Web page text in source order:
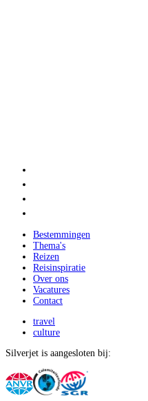
Bestemmingen
Thema's
Reizen
Reisinspiratie
Over ons
Vacatures
Contact
travel
culture
Silverjet is aangesloten bij: